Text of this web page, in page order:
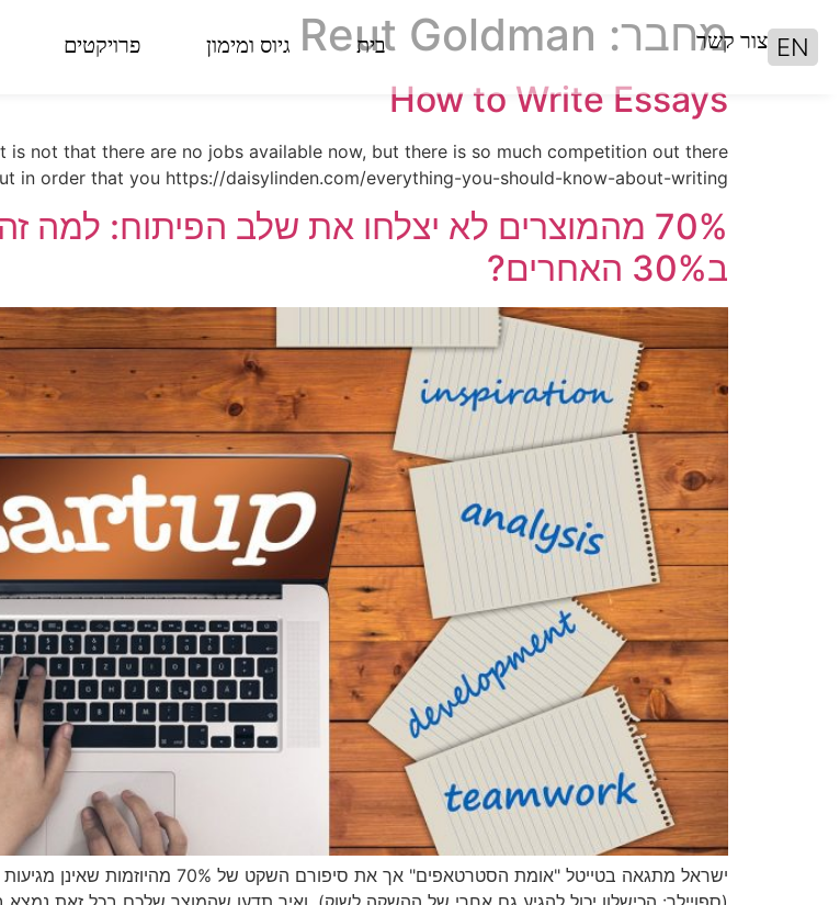
EN צור קשר בית גיוס ומימון פרויקטים מחבר: Reut Goldman
How to Write Essays
not that there are no jobs available now, but there is so much competition out there
in order that you https://daisylinden.com/everything-you-should-know-about-writing/
70% מהמוצרים לא יצלחו את שלב הפיתוח:
ב30% האחרים?
ישראל מתגאה בטייטל "אומת הסטרטאפים"